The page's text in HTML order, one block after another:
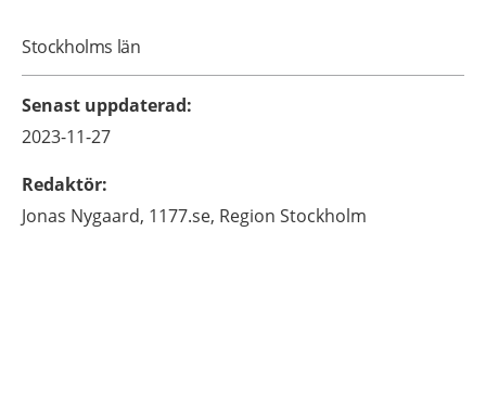
Stockholms län
Senast uppdaterad:
2023-11-27
Redaktör:
Jonas Nygaard, 1177.se, Region Stockholm